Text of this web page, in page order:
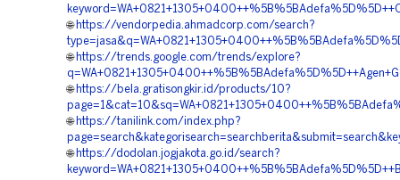
🌐 https://vendorpedia.ahmadcorp.com/search?
🌐 https://trends.google.com/trends/explore?
🌐 https://bela.gratisongkir.id/products/10?
🌐 https://tanilink.com/index.php?
🌐 https://dodolan.jogjakota.go.id/search?